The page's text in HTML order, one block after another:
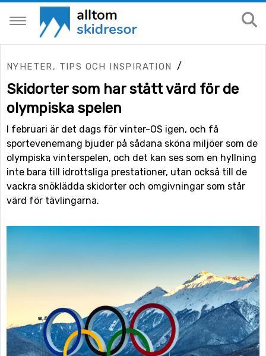
NYHETER, TIPS OCH INSPIRATION /
Skidorter som har stått värd för de
olympiska spelen
I februari är det dags för vinter-OS igen, och få
sportevenemang bjuder på sådana sköna miljöer som de
olympiska vinterspelen, och det kan ses som en hyllning
inte bara till idrottsliga prestationer, utan också till de
vackra snöklädda skidorter och omgivningar som står
värd för tävlingarna.